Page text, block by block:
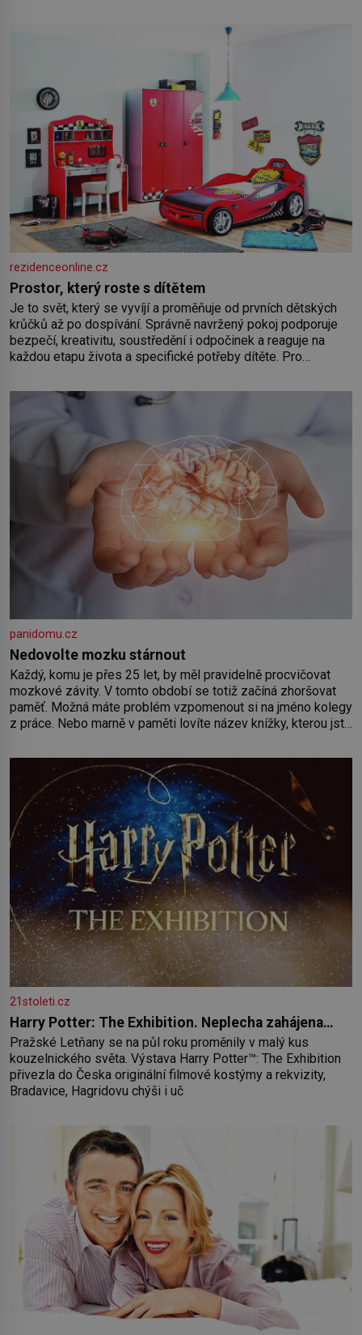
rezidenceonline.cz
Prostor, který roste s dítětem
Je to svět, který se vyvíjí a proměňuje od prvních dětských
krůčků až po dospívání. Správně navržený pokoj podporuje
bezpečí, kreativitu, soustředění i odpočinek a reaguje na
každou etapu života a specifické potřeby dítěte. Pro
by pokoj miminka měl působit především klidně a útulně.
Předškolní věk je
panidomu.cz
Nedovolte mozku stárnout
Každý, komu je přes 25 let, by měl pravidelně procvičovat
mozkové závity. V tomto období se totiž začíná zhoršovat
paměť. Možná máte problém vzpomenout si na jméno kolegy
z práce. Nebo marně v paměti lovíte název knížky, kterou jste
paměť rozhodla stávkovat. Cvičte
21stoleti.cz
Harry Potter: The Exhibition. Neplecha zahájena…
Pražské Letňany se na půl roku proměnily v malý kus
kouzelnického světa. Výstava Harry Potter™: The Exhibition
přivezla do Česka originální filmové kostýmy a rekvizity,
Bradavice, Hagridovu chýši i uč